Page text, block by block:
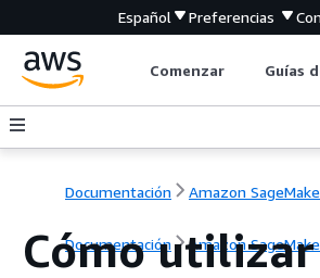
Español Preferencias
Comenzar Guías
Documentación Amazon
Documentación Amazon
Cómo